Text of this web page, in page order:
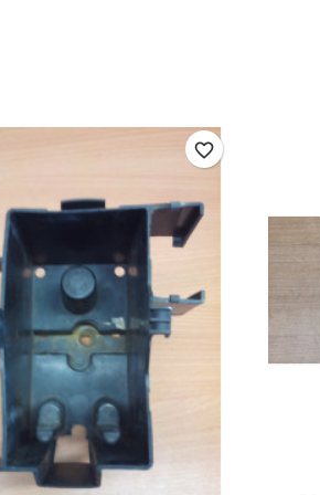
favorite_border